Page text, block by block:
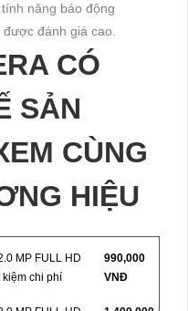
năng báo động
đánh giá cao.
CÓ
SẢN
CÙNG
HIỆU
MP FULL HD
kiệm chi phí
990,000
VNĐ